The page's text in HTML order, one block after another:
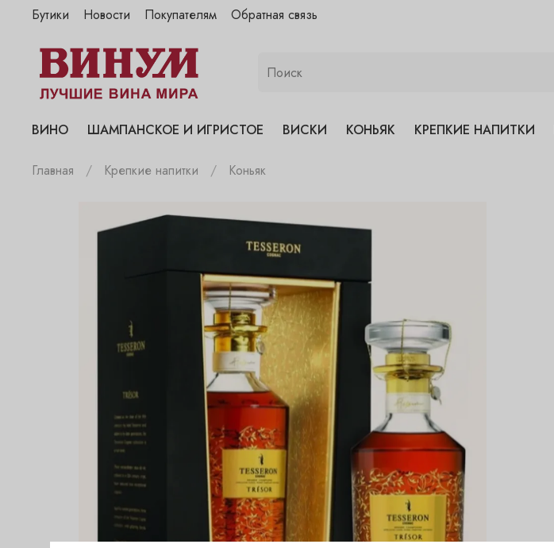
Бутики
"Винум" на Полянке
"Винум" на Гранатном
"Винум" на Сухаревском
"Винум" на Садовнической
Новости Покупателям Обратная связь
ВИНО ШАМПАНСКОЕ И ИГРИСТОЕ ВИСКИ КОНЬЯК КРЕПКИЕ НАПИТКИ
Главная Крепкие напитки Коньяк